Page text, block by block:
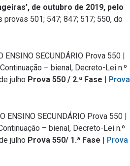
de outubro de 2019, pelo
501; 547; 847; 517; 550, do
ENSINO SECUNDÁRIO Prova 550 |
– bienal, Decreto-Lei n.º
julho Prova 550 / 2.ª Fase | Prova
ENSINO SECUNDÁRIO Prova 550 |
– bienal, Decreto-Lei n.º
julho Prova 550/ 1.ª Fase | Prova